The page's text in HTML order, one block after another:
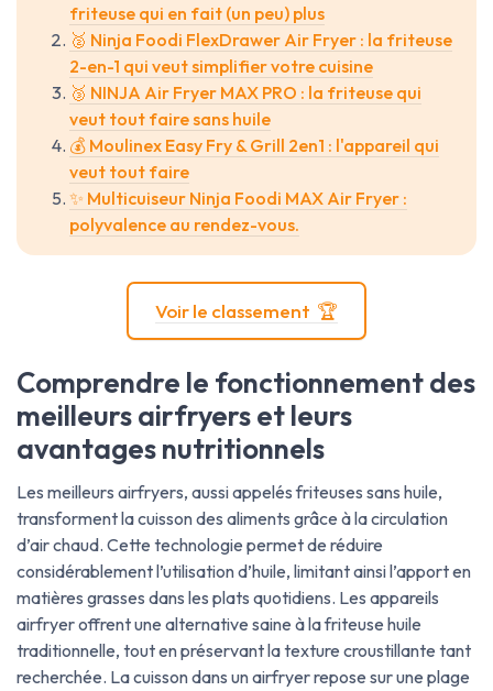
friteuse qui en fait (un peu) plus
🥈 Ninja Foodi FlexDrawer Air Fryer : la friteuse
2-en-1 qui veut simplifier votre cuisine
🥉 NINJA Air Fryer MAX PRO : la friteuse qui
veut tout faire sans huile
💰 Moulinex Easy Fry & Grill 2en1 : l'appareil qui
veut tout faire
✨ Multicuiseur Ninja Foodi MAX Air Fryer :
polyvalence au rendez-vous.
Voir le classement 🏆
Comprendre le fonctionnement des
meilleurs airfryers et leurs
avantages nutritionnels
Les meilleurs airfryers, aussi appelés friteuses sans huile,
transforment la cuisson des aliments grâce à la circulation
d’air chaud. Cette technologie permet de réduire
considérablement l’utilisation d’huile, limitant ainsi l’apport en
matières grasses dans les plats quotidiens. Les appareils
airfryer offrent une alternative saine à la friteuse huile
traditionnelle, tout en préservant la texture croustillante tant
recherchée. La cuisson dans un airfryer repose sur une plage